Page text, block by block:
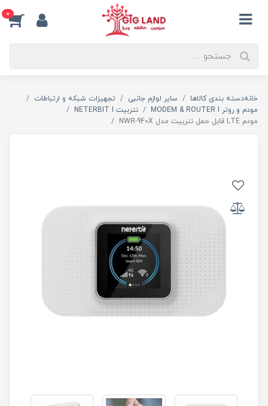
0
خانهدسته بندی کالاها سایر لوازم جانبی
تجهیزات شبکه و ارتباطات
مودم و روتر MODEM & ROUTER I
نتربیت NETERBIT I
مودم LTE قابل حمل نتربیت مدل NWR-940X